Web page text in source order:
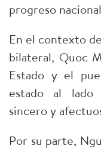
progreso
En el contexto
bilateral, Quoc
Estado y el
estado al lado
sincero y
Por su parte,